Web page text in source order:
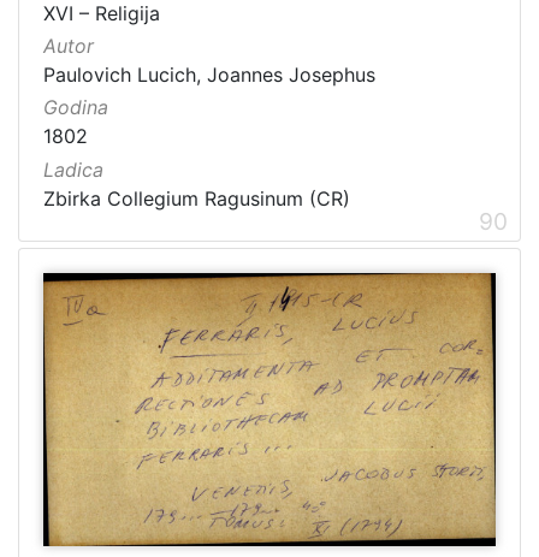
XVI – Religija
Autor
Paulovich Lucich, Joannes Josephus
Godina
1802
Ladica
Zbirka Collegium Ragusinum (CR)
90